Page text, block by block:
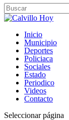
Inicio
Municipio
Deportes
Policiaca
Sociales
Estado
Periodico
Videos
Contacto
Seleccionar página